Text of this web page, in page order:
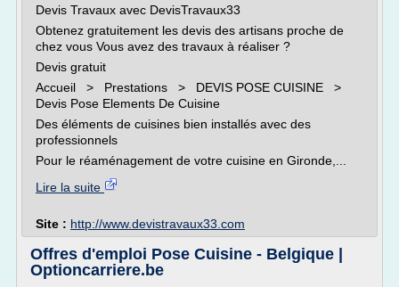
Devis Travaux avec DevisTravaux33
Obtenez gratuitement les devis des artisans proche de
chez vous Vous avez des travaux à réaliser ?
Devis gratuit
Accueil > Prestations > DEVIS POSE CUISINE >
Devis Pose Elements De Cuisine
Des éléments de cuisines bien installés avec des
professionnels
Pour le réaménagement de votre cuisine en Gironde,...
Lire la suite
Site : http://www.devistravaux33.com
Offres d'emploi Pose Cuisine - Belgique |
Optioncarriere.be